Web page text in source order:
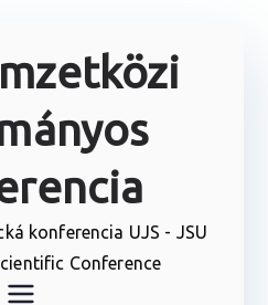
konferencia UJS - JSU
Conference